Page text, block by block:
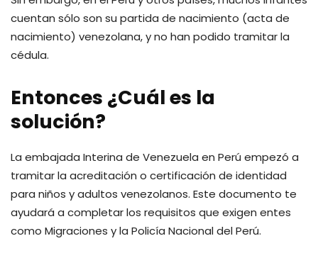
cuentan sólo son su partida de nacimiento (acta de
nacimiento) venezolana, y no han podido tramitar la
cédula.
Entonces ¿Cuál es la
solución?
La embajada Interina de Venezuela en Perú empezó a
tramitar la acreditación o certificación de identidad
para niños y adultos venezolanos. Este documento te
ayudará a completar los requisitos que exigen entes
como Migraciones y la Policía Nacional del Perú.